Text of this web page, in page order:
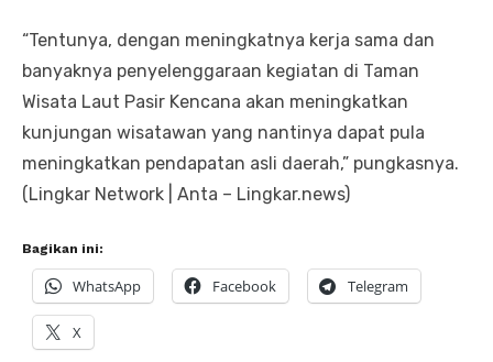
“Tentunya, dengan meningkatnya kerja sama dan
banyaknya penyelenggaraan kegiatan di Taman
Wisata Laut Pasir Kencana akan meningkatkan
kunjungan wisatawan yang nantinya dapat pula
meningkatkan pendapatan asli daerah,” pungkasnya.
(Lingkar Network | Anta – Lingkar.news)
Bagikan ini:
WhatsApp Facebook Telegram
X